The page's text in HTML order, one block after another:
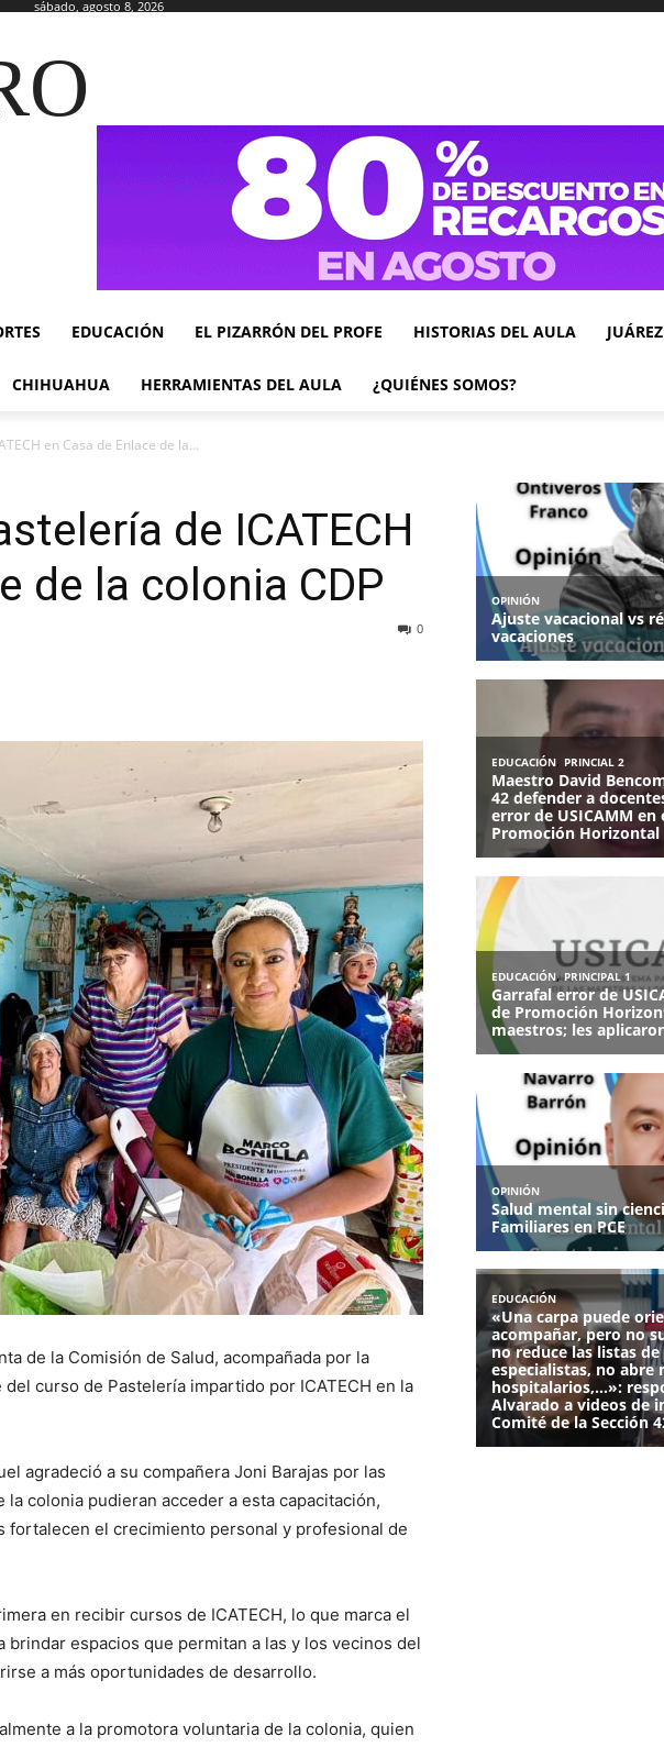
sábado, agosto 8, 2026
EDUCACIÓN EL PIZARRÓN DEL PROFE HISTORIAS DEL AULA JUÁREZ
CHIHUAHUA HERRAMIENTAS DEL AULA ¿QUIÉNES SOMOS?
en Casa de Enlace de la...
de ICATECH
de la colonia CDP
0
de la Comisión de Salud, acompañada por la
curso de Pastelería impartido por ICATECH en la
agradeció a su compañera Joni Barajas por las
colonia pudieran acceder a esta capacitación,
fortalecen el crecimiento personal y profesional de
en recibir cursos de ICATECH, lo que marca el
brindar espacios que permitan a las y los vecinos del
a más oportunidades de desarrollo.
a la promotora voluntaria de la colonia, quien